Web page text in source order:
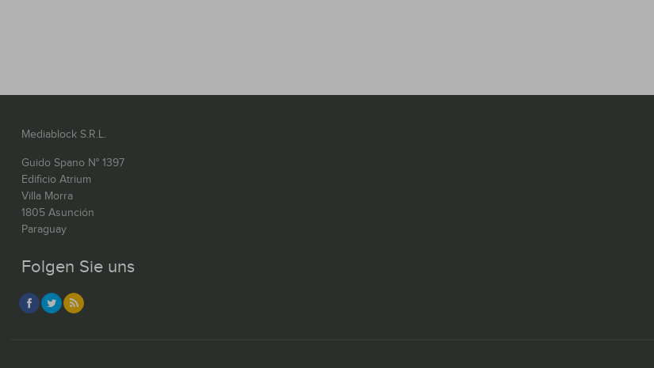
Mediablock S.R.L.
Guido Spano N° 1397
Edificio Atrium
Villa Morra
1805 Asunción
Paraguay
Folgen Sie uns